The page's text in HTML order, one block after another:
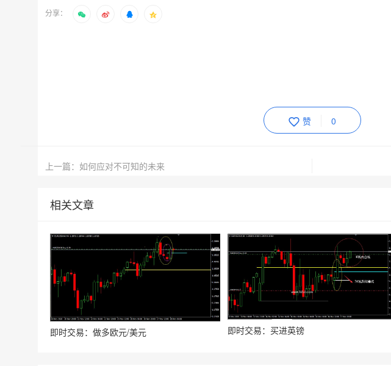
分享：
赞 0
上一篇：如何应对不可知的未来
相关文章
即时交易：做多欧元/美元 即时交易：买进英镑